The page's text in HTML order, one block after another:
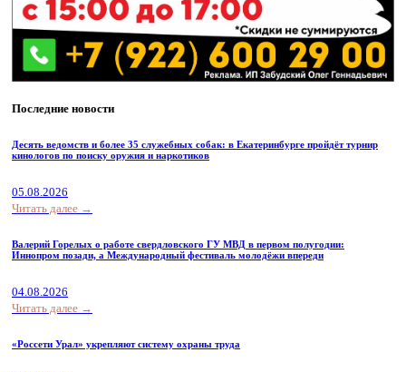
Последние новости
Десять ведомств и более 35 служебных собак: в Екатеринбурге пройдёт турнир
кинологов по поиску оружия и наркотиков
05.08.2026
Читать далее →
Валерий Горелых о работе свердловского ГУ МВД в первом полугодии:
Иннопром позади, а Международный фестиваль молодёжи впереди
04.08.2026
Читать далее →
«Россети Урал» укрепляют систему охраны труда